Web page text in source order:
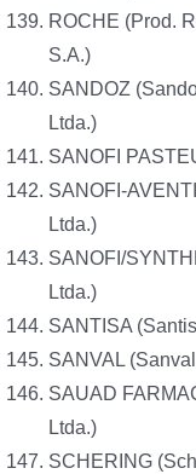
ROCHE (Prod.
S.A.)
SANDOZ
Ltda.)
SANOFI
SANOFI-
Ltda.)
SANOFI/
Ltda.)
SANTISA
SANVAL
SAUAD
Ltda.)
SCHERING